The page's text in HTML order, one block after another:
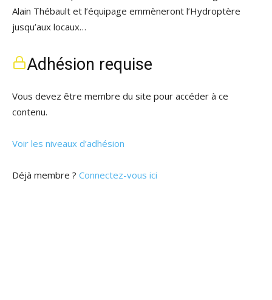
Alain Thébault et l’équipage emmèneront l’Hydroptère
jusqu’aux locaux…
Adhésion requise
Vous devez être membre du site pour accéder à ce
contenu.
Voir les niveaux d’adhésion
Déjà membre ? Connectez-vous ici